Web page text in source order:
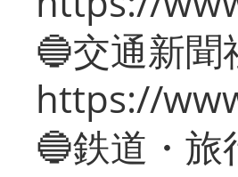
🔵交通新聞
https://
🔵鉄道・